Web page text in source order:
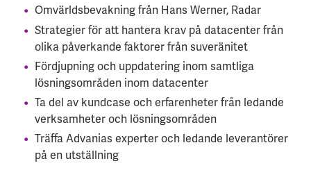
Omvärldsbevakning från Hans Werner, Radar
Strategier för att hantera krav på datacenter från
olika påverkande faktorer från suveränitet
Fördjupning och uppdatering inom samtliga
lösningsområden inom datacenter
Ta del av kundcase och erfarenheter från ledande
verksamheter och lösningsområden
Träffa Advanias experter och ledande leverantörer
på en utställning